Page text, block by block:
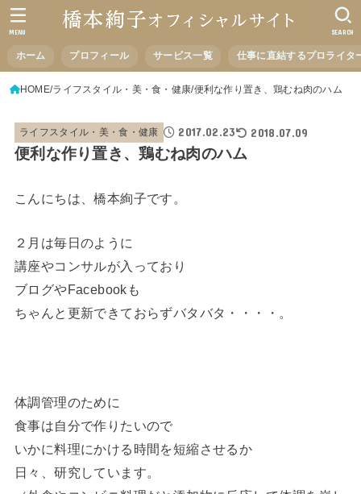
ホーム プロフィール サービス一覧 仕事に直結するプロライタ
SEARCH
MENU
HOME ライフスタイル・美・食・健康 便利な作り置き、鶏むね肉のハム
ライフスタイル・美・食・健康 2017.02.23 2018.07.09
便利な作り置き、鶏むね肉のハム
こんにちは、橋本絢子です。
２月は毎日のように
講座やコンサルが入っており
ブログやFacebookも
ちゃんと更新できておらずバタバタ・・・・。
体調管理のために
食事は自分で作りたいので
いかに料理にかける時間を短縮させるか
日々、研究しています。